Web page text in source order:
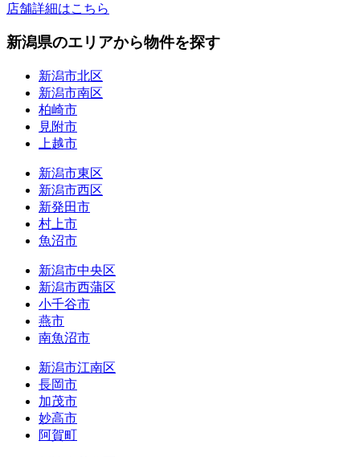
店舗詳細はこちら
新潟県のエリアから物件を探す
新潟市北区
新潟市南区
柏崎市
見附市
上越市
新潟市東区
新潟市西区
新発田市
村上市
魚沼市
新潟市中央区
新潟市西蒲区
小千谷市
燕市
南魚沼市
新潟市江南区
長岡市
加茂市
妙高市
阿賀町